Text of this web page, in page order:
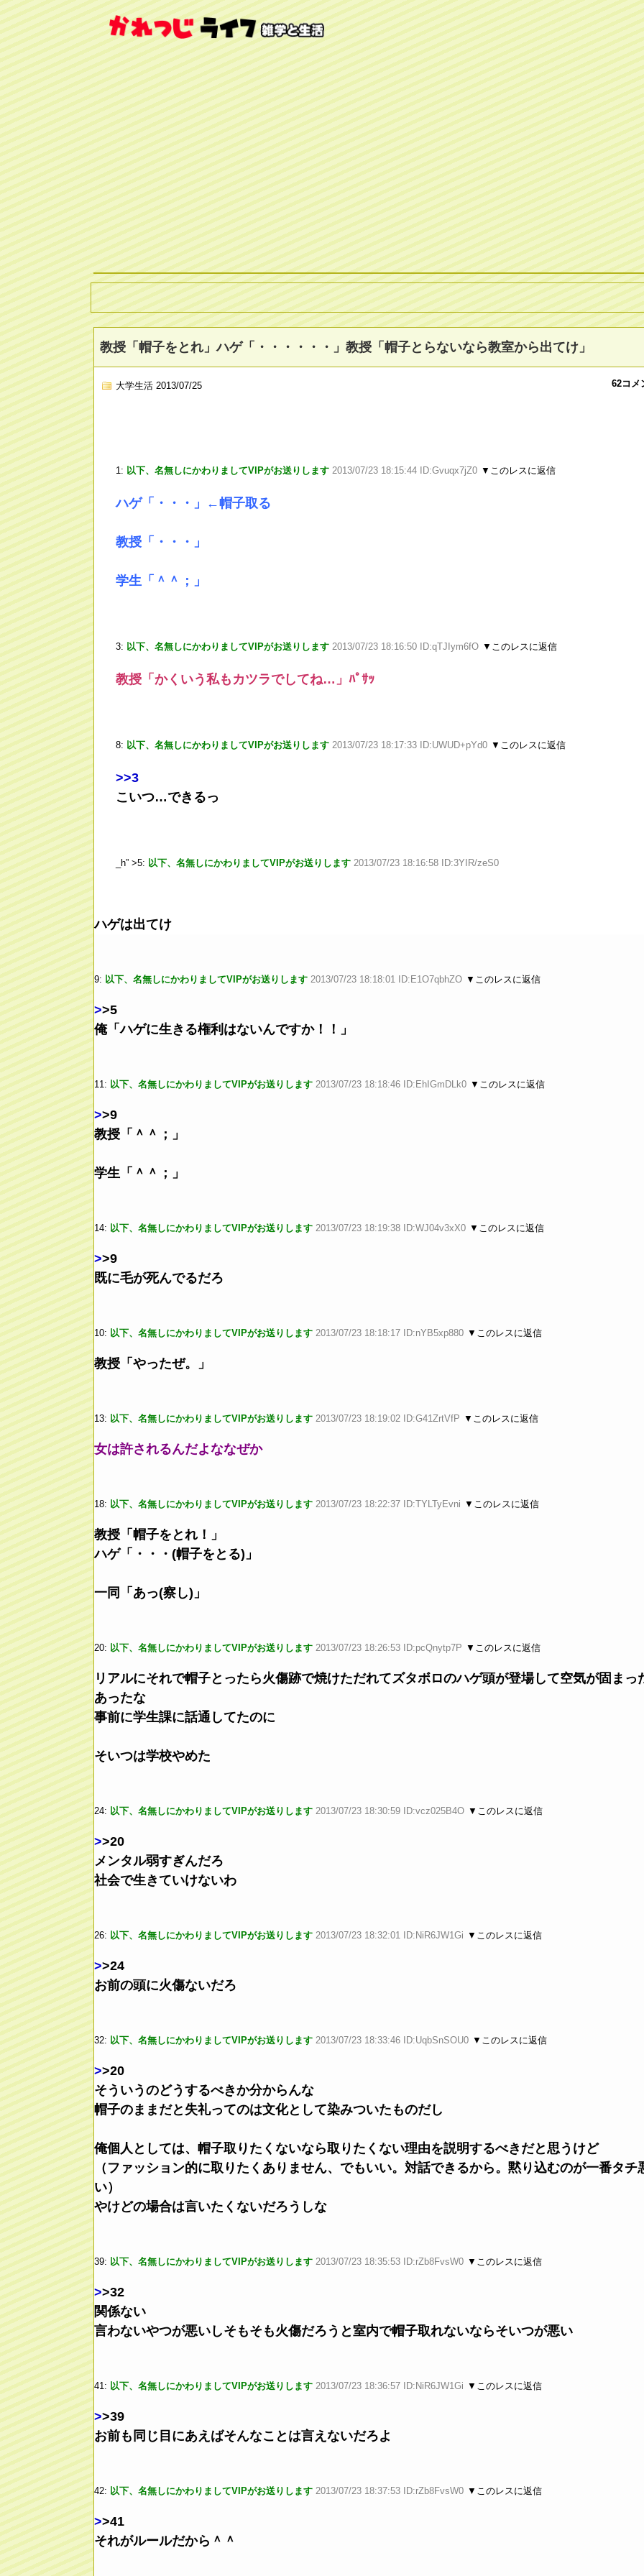
教授「帽子をとれ」ハゲ「・・・・・・」教授「帽子とらないなら教室から出てけ」
大学生活 2013/07/25 62コメ
1: 以下、名無しにかわりましてVIPがお送りします 2013/07/23 18:15:44 ID:Gvuqx7jZ0 ▼このレスに返信
ハゲ「・・・」←帽子取る
教授「・・・」
学生「＾＾；」
3: 以下、名無しにかわりましてVIPがお送りします 2013/07/23 18:16:50 ID:qTJIym6fO ▼このレスに返信
教授「かくいう私もカツラでしてね…」ﾊﾟｻｯ
8: 以下、名無しにかわりましてVIPがお送りします 2013/07/23 18:17:33 ID:UWUD+pYd0 ▼このレスに返信
>>3
こいつ…できるっ
_h” >5: 以下、名無しにかわりましてVIPがお送りします 2013/07/23 18:16:58 ID:3YIR/zeS0
ハゲは出てけ
9: 以下、名無しにかわりましてVIPがお送りします 2013/07/23 18:18:01 ID:E1O7qbhZO ▼このレスに返信
>>5
俺「ハゲに生きる権利はないんですか！！」
11: 以下、名無しにかわりましてVIPがお送りします 2013/07/23 18:18:46 ID:EhIGmDLk0 ▼このレスに返信
>>9
教授「＾＾；」
学生「＾＾；」
14: 以下、名無しにかわりましてVIPがお送りします 2013/07/23 18:19:38 ID:WJ04v3xX0 ▼このレスに返信
>>9
既に毛が死んでるだろ
10: 以下、名無しにかわりましてVIPがお送りします 2013/07/23 18:18:17 ID:nYB5xp880 ▼このレスに返信
教授「やったぜ。」
13: 以下、名無しにかわりましてVIPがお送りします 2013/07/23 18:19:02 ID:G41ZrtVfP ▼このレスに返信
女は許されるんだよななぜか
18: 以下、名無しにかわりましてVIPがお送りします 2013/07/23 18:22:37 ID:TYLTyEvni ▼このレスに返信
教授「帽子をとれ！」
ハゲ「・・・(帽子をとる)」
一同「あっ(察し)」
20: 以下、名無しにかわりましてVIPがお送りします 2013/07/23 18:26:53 ID:pcQnytp7P ▼このレスに返信
リアルにそれで帽子とったら火傷跡で焼けただれてズタボロのハゲ頭が登場して空気が固まっ
あったな
事前に学生課に話通してたのに
そいつは学校やめた
24: 以下、名無しにかわりましてVIPがお送りします 2013/07/23 18:30:59 ID:vcz025B4O ▼このレスに返信
>>20
メンタル弱すぎんだろ
社会で生きていけないわ
26: 以下、名無しにかわりましてVIPがお送りします 2013/07/23 18:32:01 ID:NiR6JW1Gi ▼このレスに返信
>>24
お前の頭に火傷ないだろ
32: 以下、名無しにかわりましてVIPがお送りします 2013/07/23 18:33:46 ID:UqbSnSOU0 ▼このレスに返信
>>20
そういうのどうするべきか分からんな
帽子のままだと失礼ってのは文化として染みついたものだし
俺個人としては、帽子取りたくないなら取りたくない理由を説明するべきだと思うけど
（ファッション的に取りたくありません、でもいい。対話できるから。黙り込むのが一番タチ
い）
やけどの場合は言いたくないだろうしな
39: 以下、名無しにかわりましてVIPがお送りします 2013/07/23 18:35:53 ID:rZb8FvsW0 ▼このレスに返信
>>32
関係ない
言わないやつが悪いしそもそも火傷だろうと室内で帽子取れないならそいつが悪い
41: 以下、名無しにかわりましてVIPがお送りします 2013/07/23 18:36:57 ID:NiR6JW1Gi ▼このレスに返信
>>39
お前も同じ目にあえばそんなことは言えないだろよ
42: 以下、名無しにかわりましてVIPがお送りします 2013/07/23 18:37:53 ID:rZb8FvsW0 ▼このレスに返信
>>41
それがルールだから＾＾